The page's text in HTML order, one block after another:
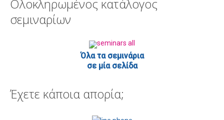
Ολοκληρωμένος κατάλογος
σεμιναρίων
Όλα τα σεμινάρια
σε μία σελίδα
Έχετε κάποια απορία;